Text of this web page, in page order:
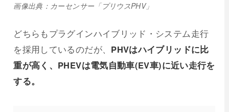
画像出典：カーセンサー「プリウスPHV」
どちらもプラグインハイブリッド・システム走行
を採用しているのだが、 PHVはハイブリッドに比
重が高く、PHEVは電気自動車(EV車)に近い走行を
する。